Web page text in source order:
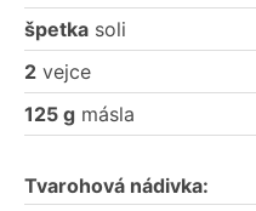
špetka soli
2 vejce
125 g másla
Tvarohová nádivka: